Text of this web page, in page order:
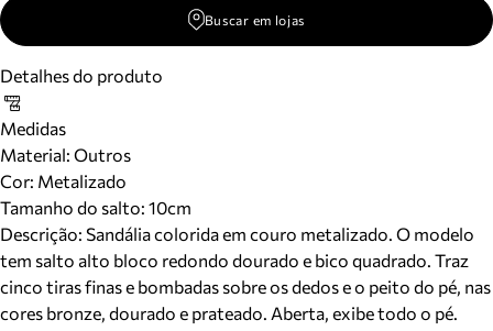
Buscar em lojas
Detalhes do produto
Medidas
Material: Outros
Cor: Metalizado
Tamanho do salto: 10cm
Descrição: Sandália colorida em couro metalizado. O modelo
tem salto alto bloco redondo dourado e bico quadrado. Traz
cinco tiras finas e bombadas sobre os dedos e o peito do pé, nas
cores bronze, dourado e prateado. Aberta, exibe todo o pé.